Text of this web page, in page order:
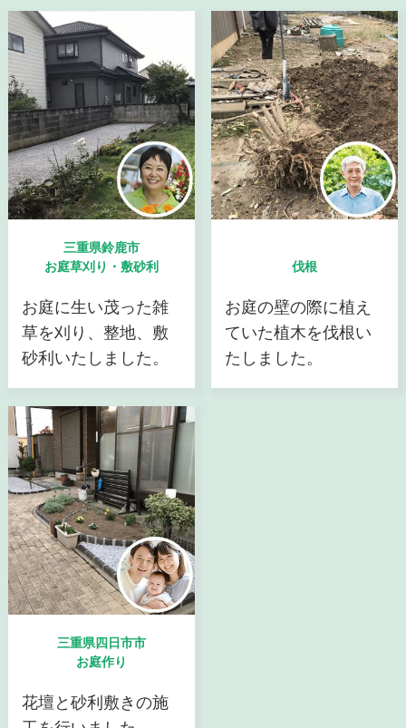
三重県鈴鹿市
お庭草刈り・敷砂利
お庭に生い茂った雑
草を刈り、整地、敷
砂利いたしました。
伐根
お庭の壁の際に植え
ていた植木を伐根い
たしました。
三重県四日市市
お庭作り
花壇と砂利敷きの施